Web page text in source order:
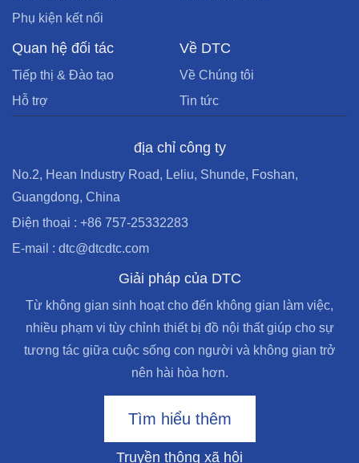
Phụ kiện kết nối
Quan hệ đối tác
Tiếp thị & Đào tạo
Hỗ trợ
Về DTC
Về Chúng tôi
Tin tức
địa chỉ công ty
No.2, Hean Industry Road, Leliu, Shunde, Foshan,
Guangdong, China
Điện thoại : +86 757-25332283
E-mail : dtc@dtcdtc.com
Giải pháp của DTC
Từ không gian sinh hoạt cho đến không gian làm việc,
nhiều phạm vi tùy chỉnh thiết bị đồ nội thất giúp cho sự
tương tác giữa cuộc sống con người và không gian trở
nên hài hòa hơn.
Tìm hiểu thêm
Truyền thông xã hội